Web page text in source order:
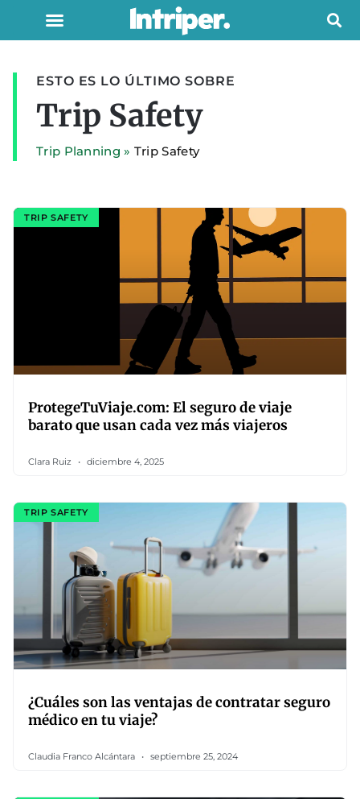
ESTO ES LO ÚLTIMO SOBRE
Trip Safety
Trip Planning » Trip Safety
TRIP SAFETY
ProtegeTuViaje.com: El seguro de viaje
barato que usan cada vez más viajeros
Clara Ruiz diciembre 4, 2025
TRIP SAFETY
¿Cuáles son las ventajas de contratar seguro
médico en tu viaje?
Claudia Franco Alcántara septiembre 25, 2024